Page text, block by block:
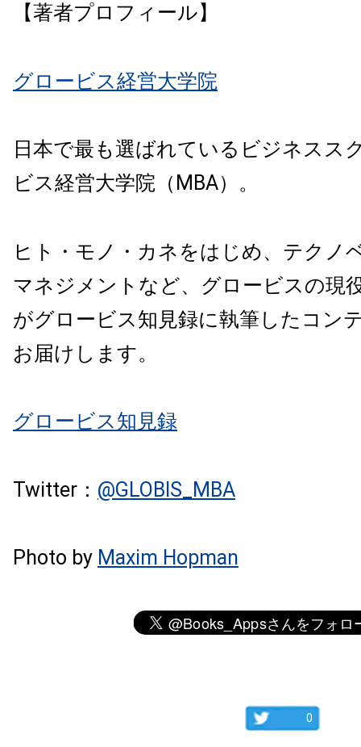
【著者プロフィール】
グロービス経営大学院
日本で最も選ばれているビジネスス
ビス経営大学院（MBA）。
ヒト・モノ・カネをはじめ、テクノ
マネジメントなど、グロービスの現
がグロービス知見録に執筆したコン
お届けします。
グロービス知見録
Twitter： @GLOBIS_MBA
Photo by Maxim Hopman
0